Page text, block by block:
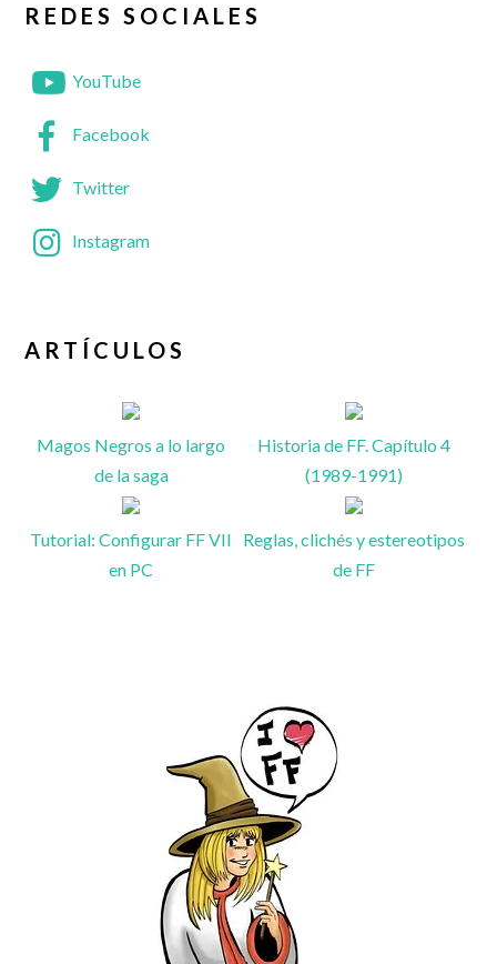
REDES SOCIALES
YouTube
Facebook
Twitter
Instagram
ARTÍCULOS
Magos Negros a lo largo
de la saga
Historia de FF. Capítulo 4
(1989-1991)
Tutorial: Configurar FF VII
en PC
Reglas, clichés y estereotipos
de FF